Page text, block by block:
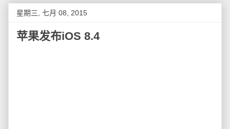
星期三, 七月 08, 2015
苹果发布iOS 8.4